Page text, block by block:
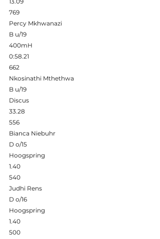
769
Percy Mkhwanazi
B u/19
400mH
0:58.21
662
Nkosinathi Mthethwa
B u/19
Discus
33.28
556
Bianca Niebuhr
D o/15
Hoogspring
1.40
540
Judhi Rens
D o/16
Hoogspring
1.40
500